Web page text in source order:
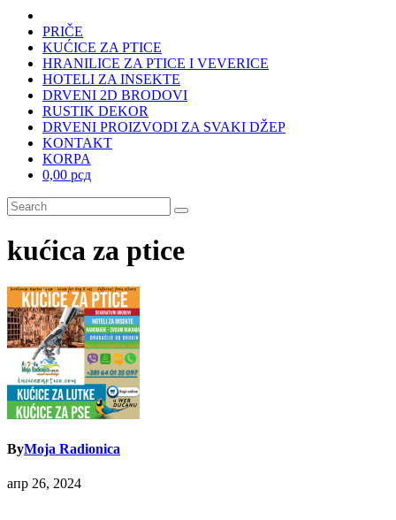
PRIČE
KUĆICE ZA PTICE
HRANILICE ZA PTICE I VEVERICE
HOTELI ZA INSEKTE
DRVENI 2D BRODOVI
RUSTIK DEKOR
DRVENI PROIZVODI ZA SVAKI DŽEP
KONTAKT
KORPA
0,00 рсд
kućica za ptice
ByMoja Radionica
апр 26, 2024